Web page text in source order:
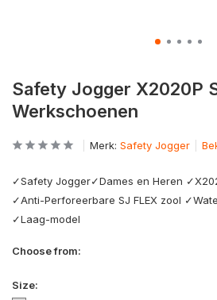
Safety Jogger X2020P
Werkschoenen
Merk: Safety Jogger
✓Safety Jogger✓Dames en Heren
✓Anti-Perforeerbare SJ FLEX zool
✓Laag-model
Choose from:
Size: